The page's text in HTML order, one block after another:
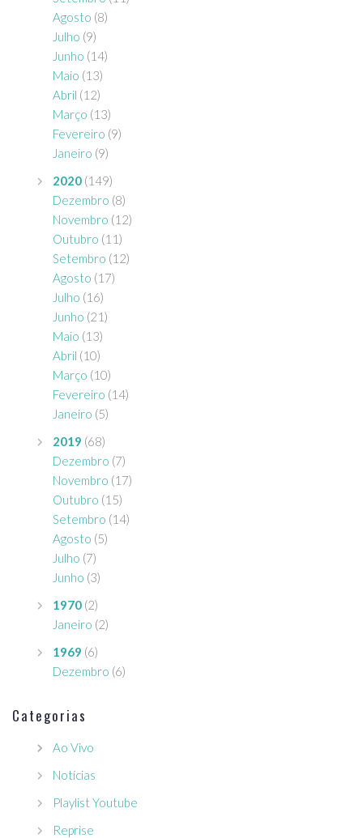
Agosto (8)
Julho (9)
Junho (14)
Maio (13)
Abril (12)
Março (13)
Fevereiro (9)
Janeiro (9)
2020 (149)
Dezembro (8)
Novembro (12)
Outubro (11)
Setembro (12)
Agosto (17)
Julho (16)
Junho (21)
Maio (13)
Abril (10)
Março (10)
Fevereiro (14)
Janeiro (5)
2019 (68)
Dezembro (7)
Novembro (17)
Outubro (15)
Setembro (14)
Agosto (5)
Julho (7)
Junho (3)
1970 (2)
Janeiro (2)
1969 (6)
Dezembro (6)
Categorias
Ao Vivo
Notícias
Playlist Youtube
Reprise